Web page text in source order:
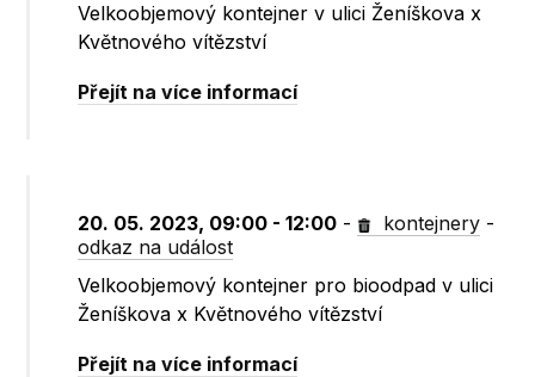
Velkoobjemový kontejner v ulici Ženíškova x
Květnového vítězství
Přejít na více informací
20. 05. 2023, 09:00 - 12:00 - kontejnery -
odkaz na událost
Velkoobjemový kontejner pro bioodpad v ulici
Ženíškova x Květnového vítězství
Přejít na více informací